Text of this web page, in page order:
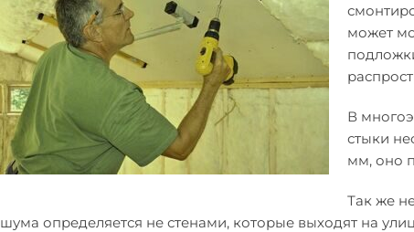
может
В
стыки
мм, оно
Так же
шума определяется не стенами, которые выходят на